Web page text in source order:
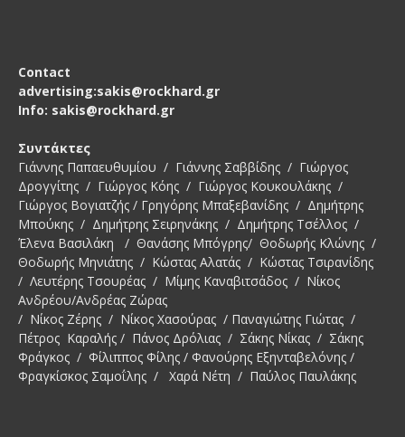
Contact
advertising:sakis@rockhard.gr
Info: sakis@rockhard.gr
Συντάκτες
Γιάννης Παπαευθυμίου / Γιάννης Σαββίδης / Γιώργος
Δρογγίτης / Γιώργος Κόης / Γιώργος Κουκουλάκης /
Γιώργος Βογιατζής / Γρηγόρης Μπαξεβανίδης / Δημήτρης
Μπούκης / Δημήτρης Σειρηνάκης / Δημήτρης Τσέλλος /
Έλενα Βασιλάκη / Θανάσης Μπόγρης/ Θοδωρής Κλώνης /
Θοδωρής Μηνιάτης / Κώστας Αλατάς / Κώστας Τσιρανίδης
/ Λευτέρης Τσουρέας / Μίμης Καναβιτσάδος / Νίκος
Ανδρέου/Ανδρέας Ζώρας
/ Νίκος Ζέρης / Νίκος Χασούρας / Παναγιώτης Γιώτας /
Πέτρος Καραλής / Πάνος Δρόλιας / Σάκης Νίκας / Σάκης
Φράγκος / Φίλιππος Φίλης / Φανούρης Εξηνταβελόνης /
Φραγκίσκος Σαμοΐλης / Χαρά Νέτη / Παύλος Παυλάκης